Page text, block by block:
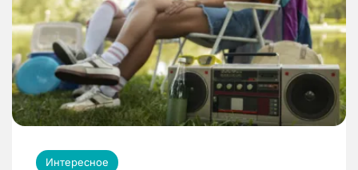
Интересное